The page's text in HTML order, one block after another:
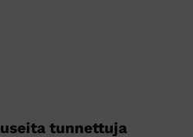
tunnettuja